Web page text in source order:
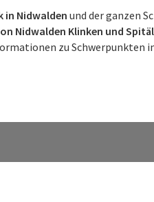
in Nidwalden und der ganzen
Nidwalden Klinken und
zu Schwerpunkten